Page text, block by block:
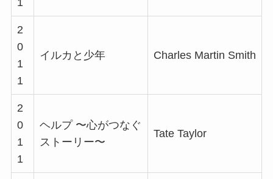
2
0
1
1
イルカと少年 Charles Martin Smith
2
0
1
1
ヘルプ 〜心がつなぐ
ストーリー〜
Tate Taylor